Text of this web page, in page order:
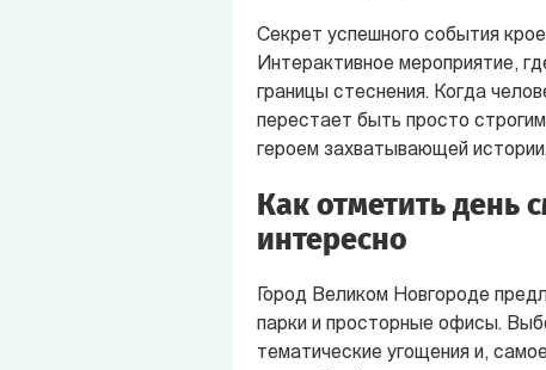
Секрет успешного события
Интерактивное мероприятие,
границы стеснения. Когда
перестает быть просто
героем захватывающей
Как отметить день
интересно
Город Великом Новгороде
парки и просторные офисы.
тематические угощения и,